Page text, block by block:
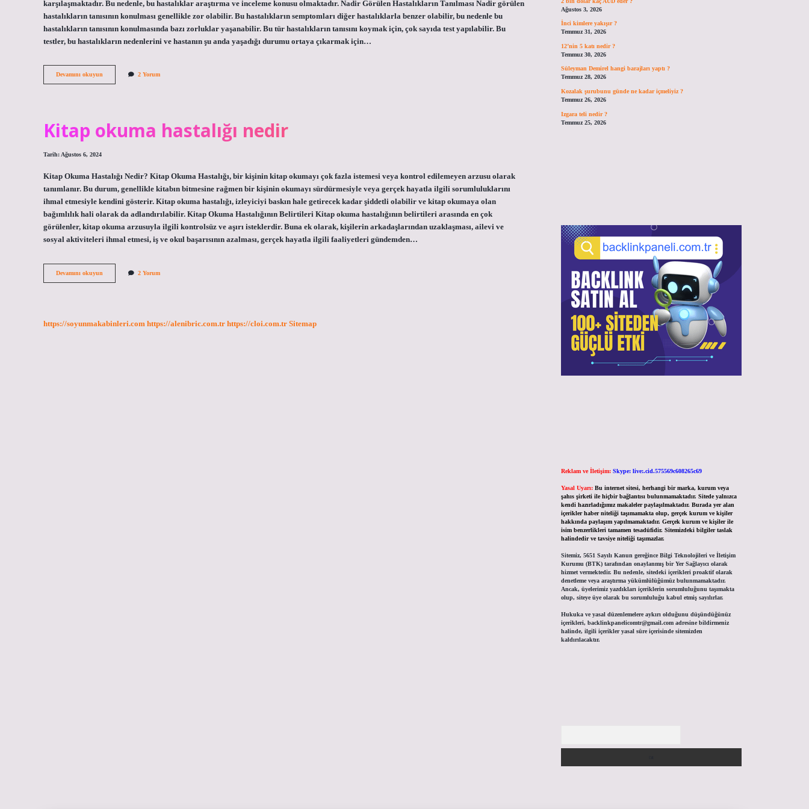
karşılaşmaktadır. Bu nedenle, bu hastalıklar araştırma ve inceleme konusu olmaktadır. Nadir Görülen Hastalıkların Tanılması Nadir görülen
hastalıkların tanısının konulması genellikle zor olabilir. Bu hastalıkların semptomları diğer hastalıklarla benzer olabilir, bu nedenle bu
hastalıkların tanısının konulmasında bazı zorluklar yaşanabilir. Bu tür hastalıkların tanısını koymak için, çok sayıda test yapılabilir. Bu
testler, bu hastalıkların nedenlerini ve hastanın şu anda yaşadığı durumu ortaya çıkarmak için…
Devamını okuyun
görülen
2 Yorum
Kitap okuma hastalığı nedir
Tarih: Ağustos 6, 2024
Kitap Okuma Hastalığı Nedir? Kitap Okuma Hastalığı, bir kişinin kitap okumayı çok fazla istemesi veya kontrol edilemeyen arzusu olarak
tanımlanır. Bu durum, genellikle kitabın bitmesine rağmen bir kişinin okumayı sürdürmesiyle veya gerçek hayatla ilgili sorumluluklarını
ihmal etmesiyle kendini gösterir. Kitap okuma hastalığı, izleyiciyi baskın hale getirecek kadar şiddetli olabilir ve kitap okumaya olan
bağımlılık hali olarak da adlandırılabilir. Kitap Okuma Hastalığının Belirtileri Kitap okuma hastalığının belirtileri arasında en çok
görülenler, kitap okuma arzusuyla ilgili kontrolsüz ve aşırı isteklerdir. Buna ek olarak, kişilerin arkadaşlarından uzaklaşması, ailevi ve
sosyal aktiviteleri ihmal etmesi, iş ve okul başarısının azalması, gerçek hayatla ilgili faaliyetleri gündemden…
Devamını okuyun 2 Yorum
https://soyunmakabinleri.com https://alenibric.com.tr https://cloi.com.tr Sitemap
Ağustos 3, 2026
İnci kimlere yakışır ?
Temmuz 31, 2026
12’nin 5 katı nedir ?
Temmuz 30, 2026
Süleyman Demirel hangi barajları yaptı ?
Temmuz 28, 2026
Kozalak şurubunu günde ne kadar içmeliyiz ?
Temmuz 26, 2026
Izgara teli nedir ?
Temmuz 25, 2026
Reklam ve İletişim: Skype: live:.cid.575569c608265c69
Yasal Uyarı: Bu internet sitesi, herhangi bir marka, kurum veya
şahıs şirketi ile hiçbir bağlantısı bulunmamaktadır. Sitede yalnızca
kendi hazırladığımız makaleler paylaşılmaktadır. Burada yer alan
içerikler haber niteliği taşımamakta olup, gerçek kurum ve kişiler
hakkında paylaşım yapılmamaktadır. Gerçek kurum ve kişiler ile
isim benzerlikleri tamamen tesadüfidir. Sitemizdeki bilgiler taslak
halindedir ve tavsiye niteliği taşımazlar.
Sitemiz, 5651 Sayılı Kanun gereğince Bilgi Teknolojileri ve İletişim
Kurumu (BTK) tarafından onaylanmış bir Yer Sağlayıcı olarak
hizmet vermektedir. Bu nedenle, sitedeki içerikleri proaktif olarak
denetleme veya araştırma yükümlülüğümüz bulunmamaktadır.
Ancak, üyelerimiz yazdıkları içeriklerin sorumluluğunu taşımakta
olup, siteye üye olarak bu sorumluluğu kabul etmiş sayılırlar.
Hukuka ve yasal düzenlemelere aykırı olduğunu düşündüğünüz
içerikleri, backlinkpanelicomtr@gmail.comadresine bildirmeniz
halinde, ilgili içerikler yasal süre içerisinde sitemizden
kaldırılacaktır.